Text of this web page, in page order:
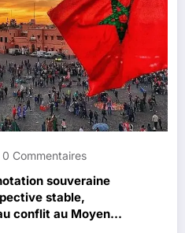
0 Commentaires
souveraine
stable,
conflit au Moyen-